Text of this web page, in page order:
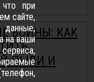
ВОЙНЫ: КАК
ПЫЛИ И
при
сайте,
на ваши